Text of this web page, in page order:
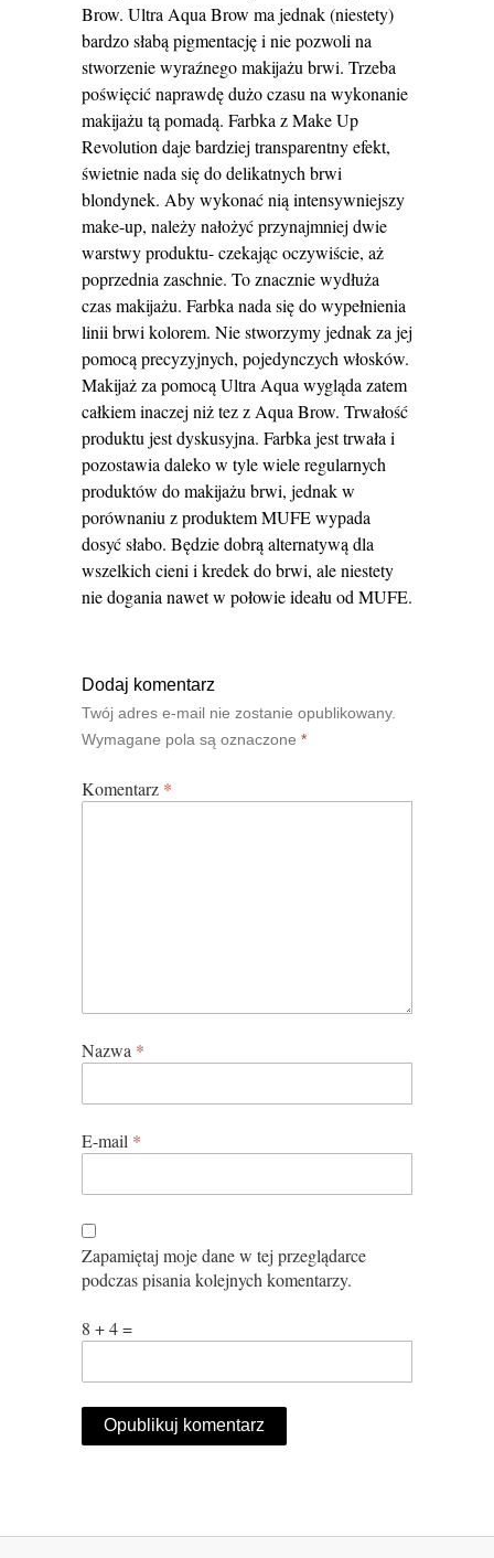
Brow. Ultra Aqua Brow ma jednak (niestety)
bardzo słabą pigmentację i nie pozwoli na
stworzenie wyraźnego makijażu brwi. Trzeba
poświęcić naprawdę dużo czasu na wykonanie
makijażu tą pomadą. Farbka z Make Up
Revolution daje bardziej transparentny efekt,
świetnie nada się do delikatnych brwi
blondynek. Aby wykonać nią intensywniejszy
make-up, należy nałożyć przynajmniej dwie
warstwy produktu- czekając oczywiście, aż
poprzednia zaschnie. To znacznie wydłuża
czas makijażu. Farbka nada się do wypełnienia
linii brwi kolorem. Nie stworzymy jednak za jej
pomocą precyzyjnych, pojedynczych włosków.
Makijaż za pomocą Ultra Aqua wygląda zatem
całkiem inaczej niż tez z Aqua Brow. Trwałość
produktu jest dyskusyjna. Farbka jest trwała i
pozostawia daleko w tyle wiele regularnych
produktów do makijażu brwi, jednak w
porównaniu z produktem MUFE wypada
dosyć słabo. Będzie dobrą alternatywą dla
wszelkich cieni i kredek do brwi, ale niestety
nie dogania nawet w połowie ideału od MUFE.
Dodaj komentarz
Twój adres e-mail nie zostanie opublikowany.
Wymagane pola są oznaczone *
Komentarz *
Nazwa *
E-mail *
Zapamiętaj moje dane w tej przeglądarce
podczas pisania kolejnych komentarzy.
8 + 4 =